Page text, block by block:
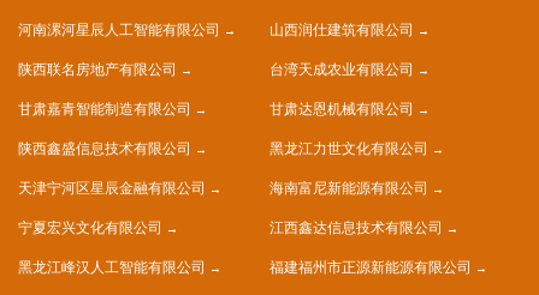
河南漯河星辰人工智能有限公司 山西润仕建筑有限公司
陕西联名房地产有限公司 台湾天成农业有限公司
甘肃嘉青智能制造有限公司 甘肃达恩机械有限公司
陕西鑫盛信息技术有限公司 黑龙江力世文化有限公司
天津宁河区星辰金融有限公司 海南富尼新能源有限公司
宁夏宏兴文化有限公司 江西鑫达信息技术有限公司
黑龙江峰汉人工智能有限公司 福建福州市正源新能源有限公司